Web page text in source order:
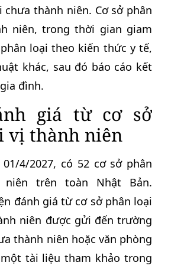
chưa thành niên. Cơ sở phân
niên, trong thời gian giam
loại theo kiến thức y tế,
khác, sau đó báo cáo kết
đình.
giá từ cơ sở
vị thành niên
4/2027, có 52 cơ sở phân
trên toàn Nhật Bản.
đánh giá từ cơ sở phân loại
niên được gửi đến trường
thành niên hoặc văn phòng
tài liệu tham khảo trong